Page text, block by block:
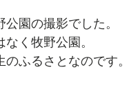
園の撮影でした。
く牧野公園。
ふるさとなのです。